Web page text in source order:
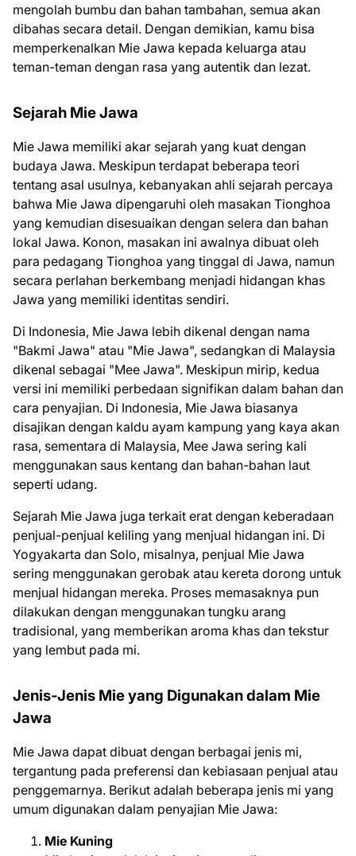
mengolah bumbu dan bahan tambahan, semua akan
dibahas secara detail. Dengan demikian, kamu bisa
memperkenalkan Mie Jawa kepada keluarga atau
teman-teman dengan rasa yang autentik dan lezat.
Sejarah Mie Jawa
Mie Jawa memiliki akar sejarah yang kuat dengan
budaya Jawa. Meskipun terdapat beberapa teori
tentang asal usulnya, kebanyakan ahli sejarah percaya
bahwa Mie Jawa dipengaruhi oleh masakan Tionghoa
yang kemudian disesuaikan dengan selera dan bahan
lokal Jawa. Konon, masakan ini awalnya dibuat oleh
para pedagang Tionghoa yang tinggal di Jawa, namun
secara perlahan berkembang menjadi hidangan khas
Jawa yang memiliki identitas sendiri.
Di Indonesia, Mie Jawa lebih dikenal dengan nama
"Bakmi Jawa" atau "Mie Jawa", sedangkan di Malaysia
dikenal sebagai "Mee Jawa". Meskipun mirip, kedua
versi ini memiliki perbedaan signifikan dalam bahan dan
cara penyajian. Di Indonesia, Mie Jawa biasanya
disajikan dengan kaldu ayam kampung yang kaya akan
rasa, sementara di Malaysia, Mee Jawa sering kali
menggunakan saus kentang dan bahan-bahan laut
seperti udang.
Sejarah Mie Jawa juga terkait erat dengan keberadaan
penjual-penjual keliling yang menjual hidangan ini. Di
Yogyakarta dan Solo, misalnya, penjual Mie Jawa
sering menggunakan gerobak atau kereta dorong untuk
menjual hidangan mereka. Proses memasaknya pun
dilakukan dengan menggunakan tungku arang
tradisional, yang memberikan aroma khas dan tekstur
yang lembut pada mi.
Jenis-Jenis Mie yang Digunakan dalam Mie
Jawa
Mie Jawa dapat dibuat dengan berbagai jenis mi,
tergantung pada preferensi dan kebiasaan penjual atau
penggemarnya. Berikut adalah beberapa jenis mi yang
umum digunakan dalam penyajian Mie Jawa:
Mie Kuning